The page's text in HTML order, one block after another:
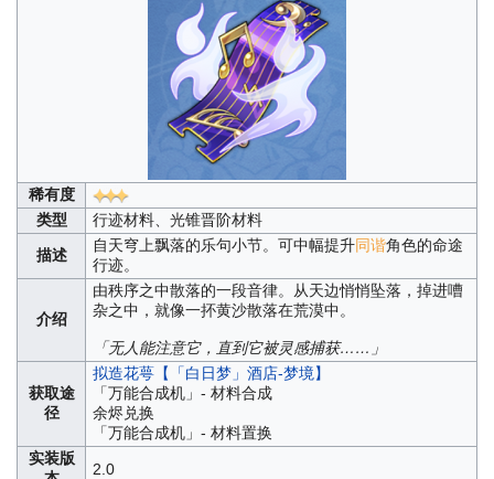
稀有度
类型
行迹材料、光锥晋阶材料
描述
自天穹上飘落的乐句小节。可中幅提升同谐角色的命途
行迹。
介绍
由秩序之中散落的一段音律。从天边悄悄坠落，掉进嘈
杂之中，就像一抔黄沙散落在荒漠中。
「无人能注意它，直到它被灵感捕获……」
获取途
径
拟造花萼【「白日梦」酒店-梦境】
「万能合成机」- 材料合成
余烬兑换
「万能合成机」- 材料置换
实装版
2.0